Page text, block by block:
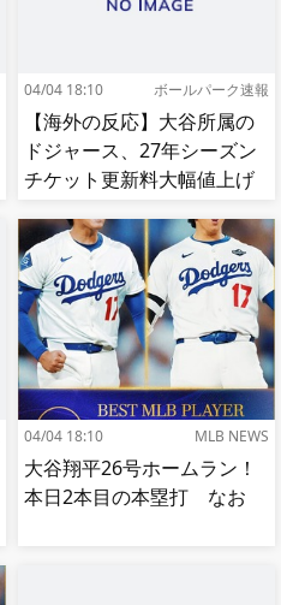
04/04 18:10 ボールパーク速報
【海外の反応】大谷所属の
ドジャース、27年シーズン
チケット更新料大幅値上げ
04/04 18:10 MLB NEWS
大谷翔平26号ホームラン！
本日2本目の本塁打 なお